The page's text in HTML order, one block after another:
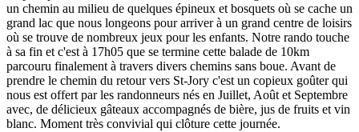
un chemin au milieu de quelques épineux et bosquets où se cache un
grand lac que nous longeons pour arriver à un grand centre de loisirs
où se trouve de nombreux jeux pour les enfants. Notre rando touche
à sa fin et c'est à 17h05 que se termine cette balade de 10km
parcouru finalement à travers divers chemins sans boue. Avant de
prendre le chemin du retour vers St-Jory c'est un copieux goûter qui
nous est offert par les randonneurs nés en Juillet, Août et Septembre
avec, de délicieux gâteaux accompagnés de bière, jus de fruits et vin
blanc. Moment très convivial qui clôture cette journée.